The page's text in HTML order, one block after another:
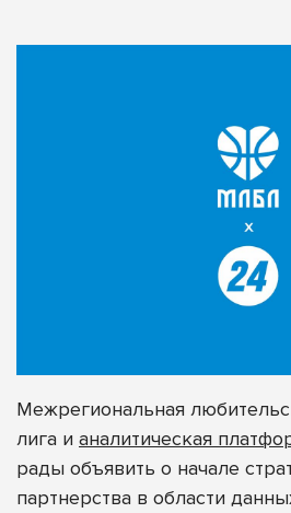
Межрегиональная
лига и аналитическая
рады объявить о начале
партнерства в области